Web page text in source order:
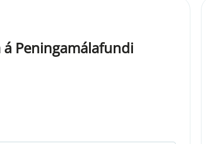
Peningamálafundi